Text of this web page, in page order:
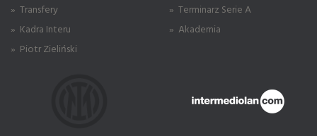
» Transfery
» Kadra Interu
» Piotr Zieliński
» Terminarz Serie A
» Akademia